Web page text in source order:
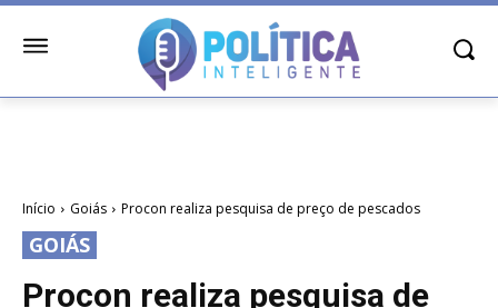
Início Goiás Procon realiza pesquisa de preço de pescados
GOIÁS
Procon realiza pesquisa de